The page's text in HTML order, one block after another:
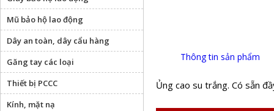
Thông tin sản phẩm
Ủng cao su trắng. Có sẵn
Mũ bảo hộ lao động
Dây an toàn, dây cẩu hàng
Găng tay các loại
Thiết bị PCCC
Kính, mặt nạ